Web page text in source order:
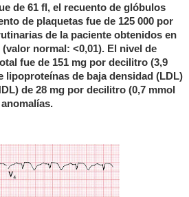
de 61 fl, el recuento de glóbulos
de plaquetas fue de 125 000 por
de la paciente obtenidos en
normal: <0,01). El nivel de
fue de 151 mg por decilitro (3,9
de baja densidad (LDL)
de 28 mg por decilitro (0,7 mmol